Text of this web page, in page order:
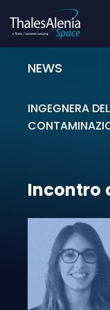
NEWS
Incontro
INGEGNERA
Incontro